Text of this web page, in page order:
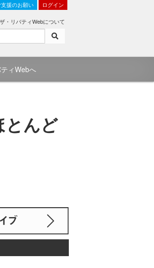
支援のお願い ログイン
ザ・リバティWebについて
ィWebへ
とんど